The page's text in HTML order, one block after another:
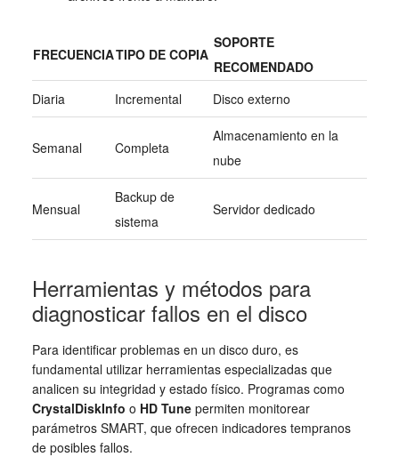
FRECUENCIATIPO DE COPIA
SOPORTE
RECOMENDADO
Diaria
Incremental Disco externo
Semanal Completa
Almacenamiento en la
nube
Mensual
Backup de
sistema
Servidor dedicado
Herramientas y métodos para
diagnosticar fallos en el disco
Para identificar problemas en un disco duro, es
fundamental utilizar herramientas especializadas que
analicen su integridad y estado físico. Programas como
CrystalDiskInfo o HD Tunepermiten monitorear
parámetros SMART, que ofrecen indicadores tempranos
de posibles fallos.